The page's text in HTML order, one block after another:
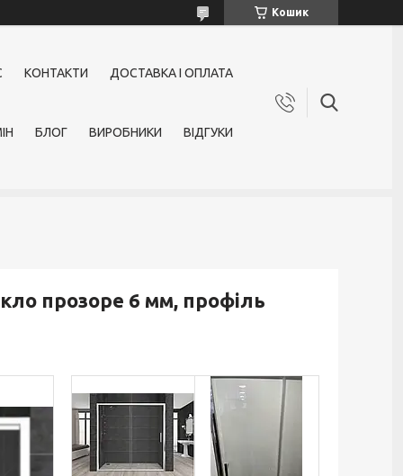
Кошик
КОНТАКТИ ДОСТАВКА І ОПЛАТА
БЛОГ ВИРОБНИКИ ВІДГУКИ
прозоре 6 мм, профіль